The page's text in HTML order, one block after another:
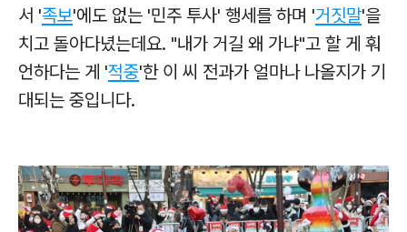
서 '족보'에도 없는 '민주 투사' 행세를 하며 '거짓말'을
치고 돌아다녔는데요. "내가 거길 왜 가냐"고 할 게 훠
언하다는 게 '적중'한 이 씨 전과가 얼마나 나올지가 기
대되는 중입니다.